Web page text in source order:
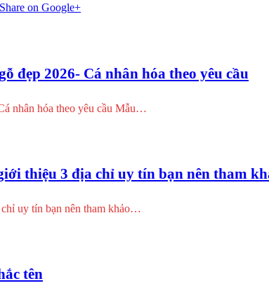
Share on Google+
đẹp 2026- Cá nhân hóa theo yêu cầu
nhân hóa theo yêu cầu Mẫu…
thiệu 3 địa chỉ uy tín bạn nên tham
uy tín bạn nên tham khảo…
tên